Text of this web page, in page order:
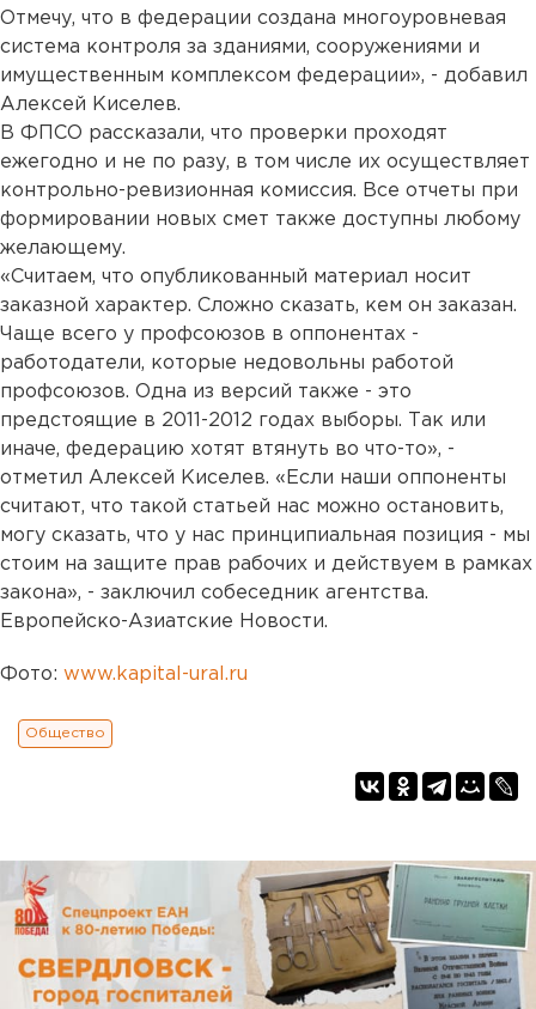
Отмечу, что в федерации создана многоуровневая
система контроля за зданиями, сооружениями и
имущественным комплексом федерации», - добавил
Алексей Киселев.
В ФПСО рассказали, что проверки проходят
ежегодно и не по разу, в том числе их осуществляет
контрольно-ревизионная комиссия. Все отчеты при
формировании новых смет также доступны любому
желающему.
«Считаем, что опубликованный материал носит
заказной характер. Сложно сказать, кем он заказан.
Чаще всего у профсоюзов в оппонентах -
работодатели, которые недовольны работой
профсоюзов. Одна из версий также - это
предстоящие в 2011-2012 годах выборы. Так или
иначе, федерацию хотят втянуть во что-то», -
отметил Алексей Киселев. «Если наши оппоненты
считают, что такой статьей нас можно остановить,
могу сказать, что у нас принципиальная позиция - мы
стоим на защите прав рабочих и действуем в рамках
закона», - заключил собеседник агентства.
Европейско-Азиатские Новости.
Фото: www.kapital-ural.ru
Общество